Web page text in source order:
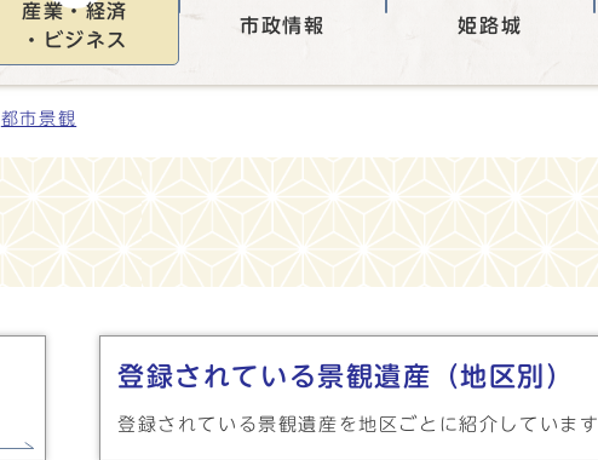
産業・経済
・ビジネス
市政情報 姫路城
都市景観
登録されている景観遺産（地区別）
登録されている景観遺産を地区ごとに紹介しています